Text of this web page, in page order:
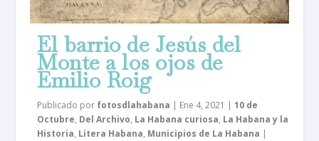
El barrio de Jesús del
Monte a los ojos de
Emilio Roig
Publicado por fotosdlahabana | Ene 4, 2021 |10 de
Octubre, Del Archivo, La Habana curiosa, La Habana y la
Historia, Litera Habana, Municipios de La Habana |